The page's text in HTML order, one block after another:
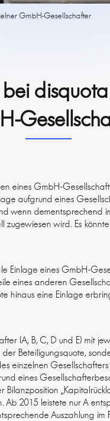
GmbH-Gesellschafter
eines GmbH-
aufgrund eines
wenn dementsprechend
zugewiesen wird. Es
Einlage eines GmbH-
eines anderen
hinaus eine Einlage
(A, B, C, D und E) mit
Beteiligungsquote,
einzelnen
eines
Bilanzposition
2015 leistete nur A
Auszahlung